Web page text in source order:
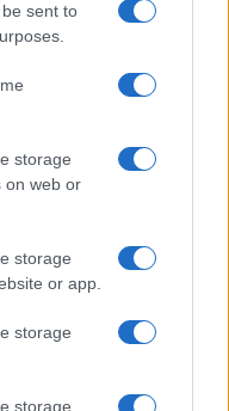
sent to
storage
on web or
storage
or app.
storage
storage
eccetto me e le
testuggine,
alla mia
stesso
il mio
quel condono
afferma
qualche